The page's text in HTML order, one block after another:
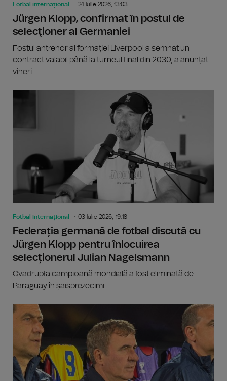
Fotbal internațional 24 Iulie 2026, 13:03
Jürgen Klopp, confirmat în postul de
selecţioner al Germaniei
Fostul antrenor al formației Liverpool a semnat un
contract valabil până la turneul final din 2030, a anunțat
vineri...
Fotbal internațional 03 Iulie 2026, 19:18
Federația germană de fotbal discută cu
Jürgen Klopp pentru înlocuirea
selecționerul Julian Nagelsmann
Cvadrupła campioană mondială a fost eliminată de
Paraguay în șaisprezecimi.